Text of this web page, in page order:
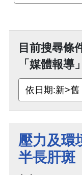
目前搜尋條
「媒體報導
壓力及環
半長肝斑